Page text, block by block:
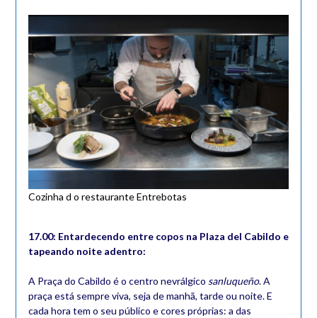
Cozinha d o restaurante Entrebotas
17.00: Entardecendo entre copos na Plaza del Cabildo e
tapeando noite adentro:
A Praça do Cabildo é o centro nevrálgico sanluqueño. A
praça está sempre viva, seja de manhã, tarde ou noite. E
cada hora tem o seu público e cores próprias: a das